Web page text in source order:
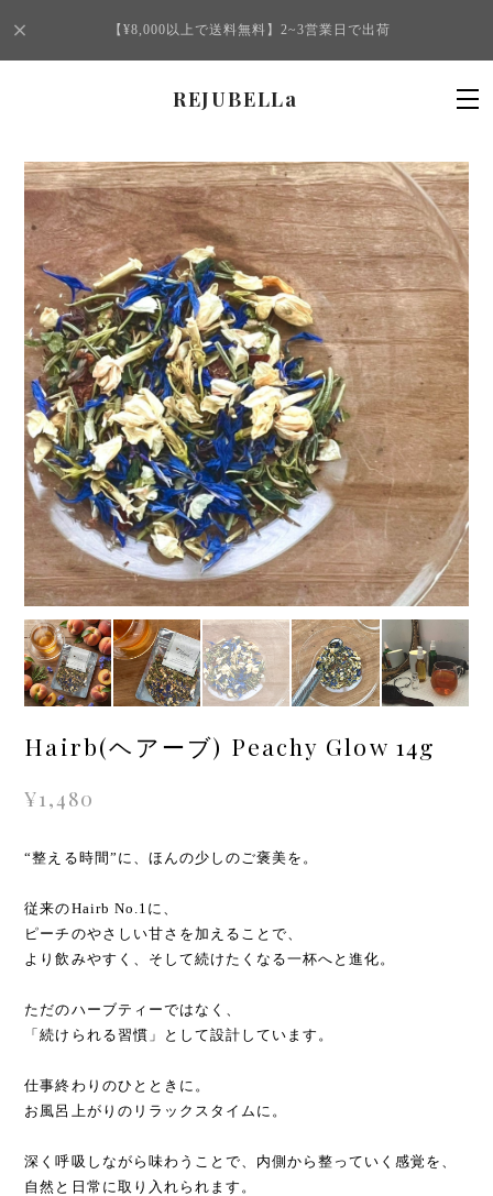
【¥8,000以上で送料無料】2~3営業日で出荷
REJUBELLa
Hairb(ヘアーブ) Peachy Glow 14g
¥1,480
“整える時間”に、ほんの少しのご褒美を。
従来のHairb No.1に、
ピーチのやさしい甘さを加えることで、
より飲みやすく、そして続けたくなる一杯へと進化。
ただのハーブティーではなく、
「続けられる習慣」として設計しています。
仕事終わりのひとときに。
お風呂上がりのリラックスタイムに。
深く呼吸しながら味わうことで、内側から整っていく感覚を、
自然と日常に取り入れられます。